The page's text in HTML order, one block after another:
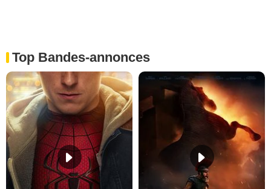
Top Bandes-annonces